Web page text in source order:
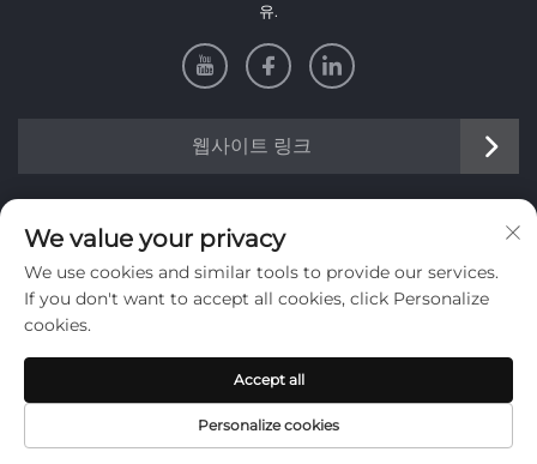
유.
웹사이트 링크
주간 뉴스레터를 받으려면 가입하세요
제출
We value your privacy
We use cookies and similar tools to provide our services.
If you don't want to accept all cookies, click Personalize
cookies.
Personalize cookies
Accept all